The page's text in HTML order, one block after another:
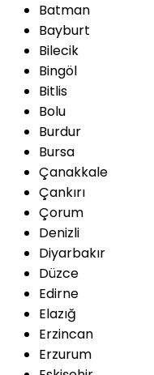
Batman
Bayburt
Bilecik
Bingöl
Bitlis
Bolu
Burdur
Bursa
Çanakkale
Çankırı
Çorum
Denizli
Diyarbakır
Düzce
Edirne
Elazığ
Erzincan
Erzurum